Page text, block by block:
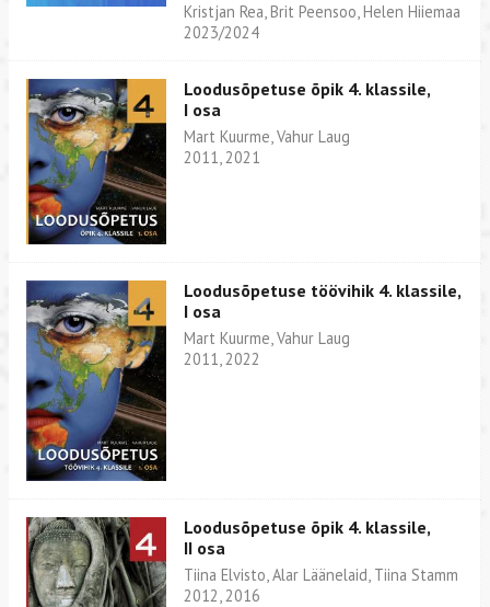
Kristjan Rea, Brit Peensoo, Helen Hiiemaa
2023/2024
Loodusõpetuse õpik 4. klassile,
I osa
Mart Kuurme, Vahur Laug
2011, 2021
Loodusõpetuse töövihik 4. klassile,
I osa
Mart Kuurme, Vahur Laug
2011, 2022
Loodusõpetuse õpik 4. klassile,
II osa
Tiina Elvisto, Alar Läänelaid, Tiina Stamm
2012, 2016